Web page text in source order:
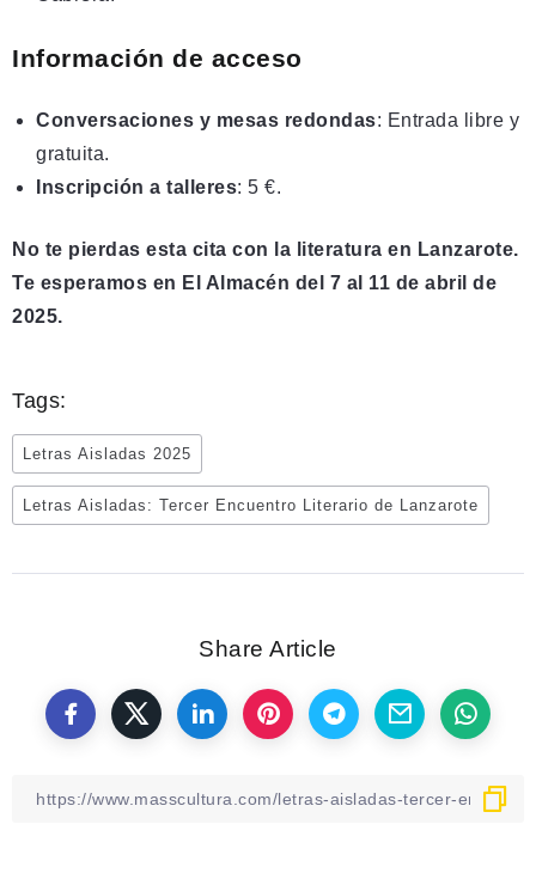
Información de acceso
Conversaciones y mesas redondas: Entrada libre y
gratuita.
Inscripción a talleres: 5 €.
No te pierdas esta cita con la literatura en Lanzarote.
Te esperamos en El Almacén del 7 al 11 de abril de
2025.
Tags:
Letras Aisladas 2025
Letras Aisladas: Tercer Encuentro Literario de Lanzarote
Share Article